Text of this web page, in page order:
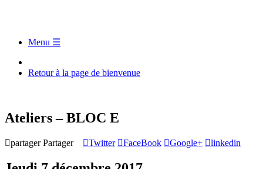
Menu ☰
Retour à la page de bienvenue
Ateliers – BLOC E
partagerPartager Twitter FaceBook Google+ linkedin